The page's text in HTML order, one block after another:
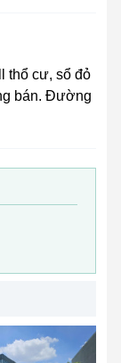
thổ cư, sổ đỏ
bán. Đường